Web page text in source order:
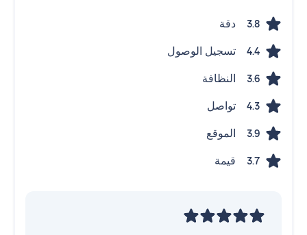
3.8 دقة
4.4 تسجيل الوصول
3.6 النظافة
4.3 تواصل
3.9 الموقع
3.7 قيمة